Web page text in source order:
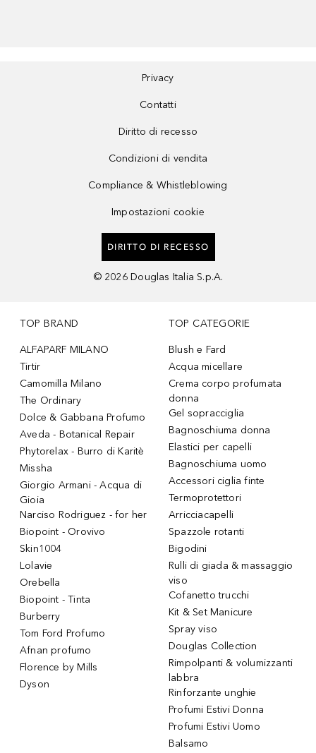
Privacy
Contatti
Diritto di recesso
Condizioni di vendita
Compliance & Whistleblowing
Impostazioni cookie
DIRITTO DI RECESSO
© 2026 Douglas Italia S.p.A.
TOP BRAND
ALFAPARF MILANO
Tirtir
Camomilla Milano
The Ordinary
Dolce & Gabbana Profumo
Aveda - Botanical Repair
Phytorelax - Burro di Karitè
Missha
Giorgio Armani - Acqua di
Gioia
Narciso Rodriguez - for her
Biopoint - Orovivo
Skin1004
Lolavie
Orebella
Biopoint - Tinta
Burberry
Tom Ford Profumo
Afnan profumo
Florence by Mills
Dyson
TOP CATEGORIE
Blush e Fard
Acqua micellare
Crema corpo profumata
donna
Gel sopracciglia
Bagnoschiuma donna
Elastici per capelli
Bagnoschiuma uomo
Accessori ciglia finte
Termoprotettori
Arricciacapelli
Spazzole rotanti
Bigodini
Rulli di giada & massaggio
viso
Cofanetto trucchi
Kit & Set Manicure
Spray viso
Douglas Collection
Rimpolpanti & volumizzanti
labbra
Rinforzante unghie
Profumi Estivi Donna
Profumi Estivi Uomo
Balsamo